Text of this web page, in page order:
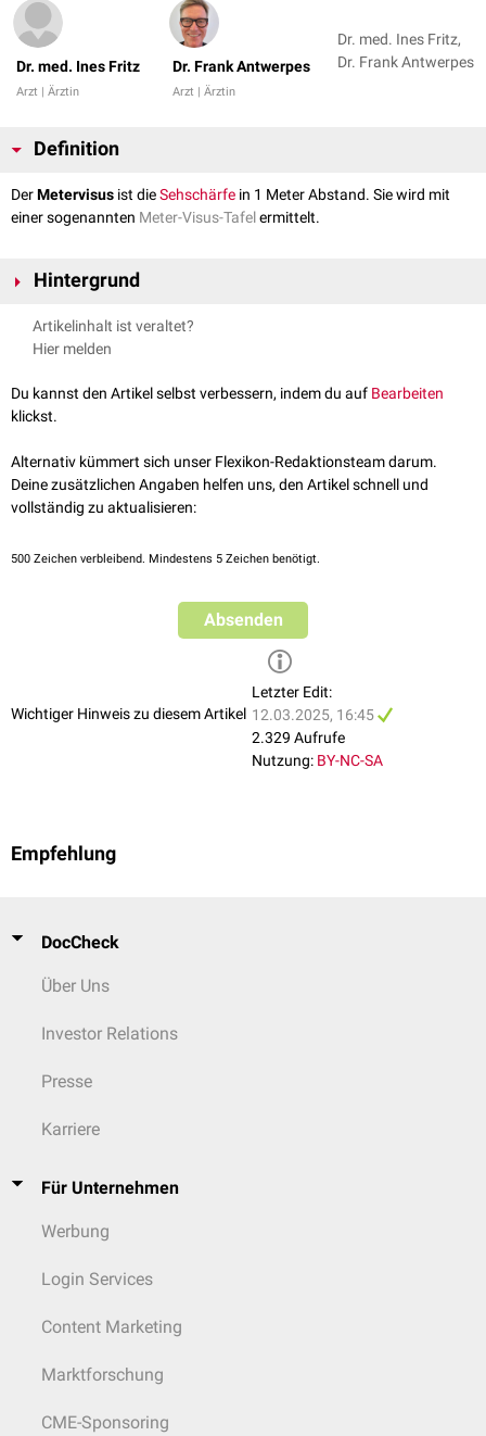
Dr. med. Ines Fritz
Arzt | Ärztin
Dr. Frank Antwerpes
Arzt | Ärztin
Dr. med. Ines Fritz,
Dr. Frank Antwerpes
Definition
DerMetervisus ist dieSehschärfe in 1 Meter Abstand. Sie wird mit
einer sogenannten Meter-Visus-Tafel ermittelt.
Hintergrund
Die reguläre augenärztliche
E-Haken ) erfolgt in der Regel in einem Abstand von 5 Metern im
desto besser ist derVisus
(die Sehschärfe). Sind für den Patienten die
Sehzeichen in einem Abstand von 5 Metern nicht mehr erkennbar, so
erkannten Optotypen erfolgt als Bruch, z.B. 1/50 oder 1/20.
Artikelinhalt ist veraltet?
Hier melden
Du kannst den Artikel selbst verbessern, indem du auf Bearbeiten
klickst.
Alternativ kümmert sich unser Flexikon-Redaktionsteam darum.
Deine zusätzlichen Angaben helfen uns, den Artikel schnell und
vollständig zu aktualisieren:
500 Zeichen verbleibend. Mindestens 5 Zeichen benötigt.
Absenden
Wichtiger Hinweis zu diesem Artikel
Letzter Edit:
12.03.2025, 16:45
2.329 Aufrufe
Nutzung: BY-NC-SA
Empfehlung
DocCheck
Über Uns
Investor Relations
Presse
Karriere
Für Unternehmen
Werbung
Login Services
Content Marketing
Marktforschung
CME-Sponsoring